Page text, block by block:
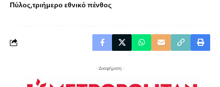
Πύλος τριήμερο εθνικό πένθος
- Διαφήμιση -